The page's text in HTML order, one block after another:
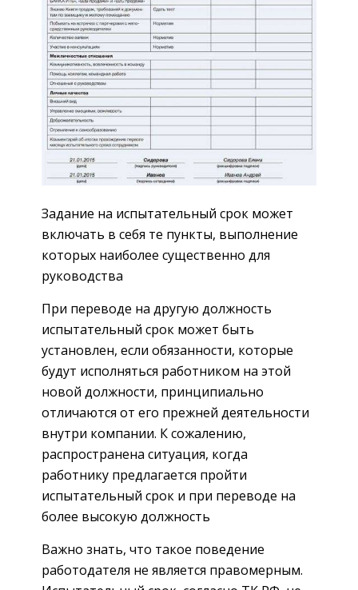
Задание на испытательный срок может
включать в себя те пункты, выполнение
которых наиболее существенно для
руководства
При переводе на другую должность
испытательный срок может быть
установлен, если обязанности, которые
будут исполняться работником на этой
новой должности, принципиально
отличаются от его прежней деятельности
внутри компании. К сожалению,
распространена ситуация, когда
работнику предлагается пройти
испытательный срок и при переводе на
более высокую должность
Важно знать, что такое поведение
работодателя не является правомерным.